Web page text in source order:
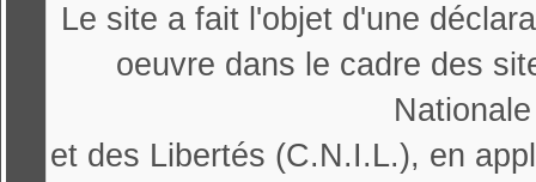
Le site a fait l'objet d'une
oeuvre dans le cadre des
et des Libertés (C.N.I.L.), en